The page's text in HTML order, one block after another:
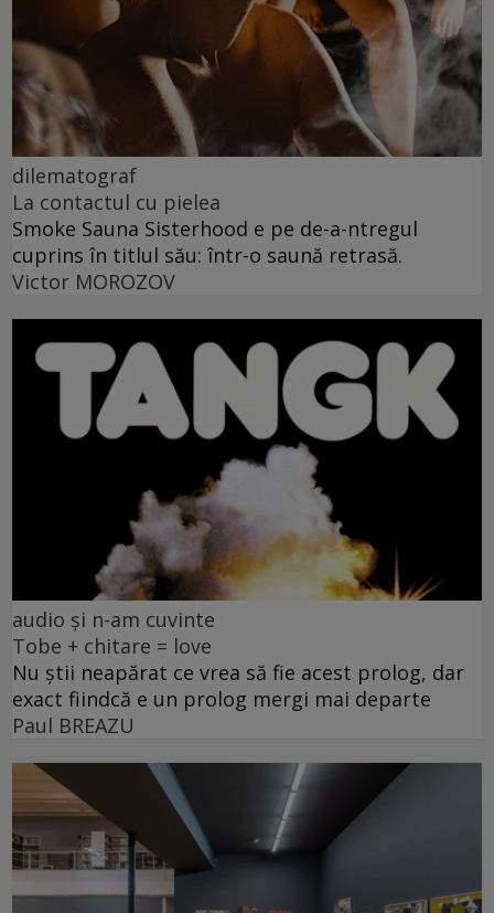
dilematograf
La contactul cu pielea
Smoke Sauna Sisterhood e pe de-a-ntregul
cuprins în titlul său: într-o saună retrasă.
Victor MOROZOV
audio și n-am cuvinte
Tobe + chitare = love
Nu știi neapărat ce vrea să fie acest prolog, dar
exact fiindcă e un prolog mergi mai departe
Paul BREAZU